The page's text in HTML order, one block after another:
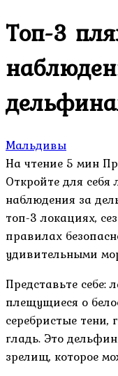
Топ-3
Мальдивы
На чтение 5 мин
Откройте для
наблюдения за
топ-3 локациях,
правилах
удивительными
Представьте себе:
плещущиеся о
серебристые
гладь. Это
зрелищ, которое